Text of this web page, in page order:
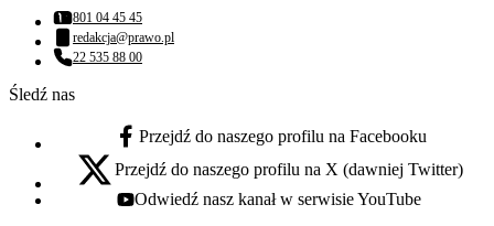
Numer telefonu:
801 04 45 45
Adres email:
redakcja@prawo.pl
Numer telefonu:
22 535 88 00
Śledź nas
facebook - otwiera się w nowej karcie
Przejdź do naszego profilu na Facebooku
x - otwiera się w nowej karcie
Przejdź do naszego profilu na X (dawniej Twitter)
youtube - otwiera się w nowej karcie
Odwiedź nasz kanał w serwisie YouTube